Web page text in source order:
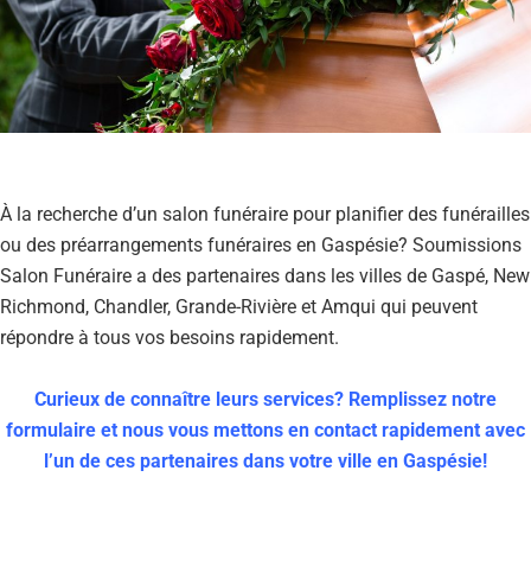
À la recherche d’un salon funéraire pour planifier des funérailles
ou des préarrangements funéraires en Gaspésie? Soumissions
Salon Funéraire a des partenaires dans les villes de Gaspé, New
Richmond, Chandler, Grande-Rivière et Amqui qui peuvent
répondre à tous vos besoins rapidement.
Curieux de connaître leurs services? Remplissez notre
formulaire et nous vous mettons en contact rapidement avec
l’un de ces partenaires dans votre ville en Gaspésie!